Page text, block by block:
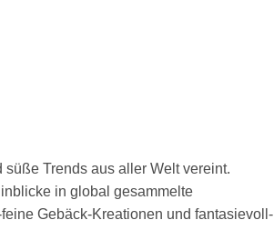
Trends aus aller Welt vereint.
in global gesammelte
Gebäck-Kreationen und fantasievoll-